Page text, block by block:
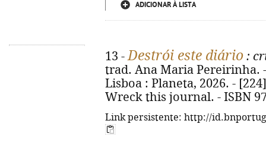
ADICIONAR À LISTA
13 -Destrói este diário :
trad. Ana Maria Pereirinha.
Lisboa : Planeta, 2026. -
Wreck this journal. - ISBN
Link persistente: http://